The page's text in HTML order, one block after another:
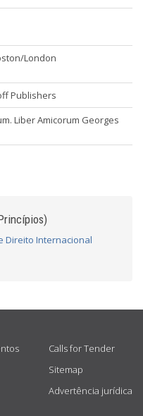
London
Publishers
Liber Amicorum Georges
Direito Internacional
Calls for Tender
Sitemap
Advertência jurídica